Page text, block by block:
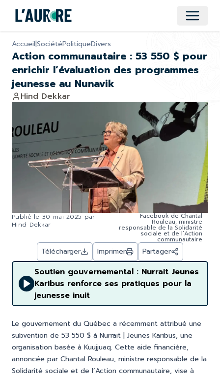
Ouvrir
Accueil|SociétéPolitiqueDivers
Action communautaire : 53 550 $ pour
enrichir l’évaluation des programmes
jeunesse au Nunavik
Hind Dekkar
Publié le 30 mai 2025 par
Hind Dekkar
Facebook de Chantal
Rouleau, ministre
responsable de la Solidarité
sociale et de l’Action
communautaire
Télécharger Imprimer Partager
Soutien gouvernemental : Nurrait Jeunes
Karibus renforce ses pratiques pour la
jeunesse inuit
Le gouvernement du Québec a récemment attribué une
subvention de 53 550 $ à Nurrait | Jeunes Karibus, une
organisation basée à Kuujjuaq. Cette aide financière,
annoncée par Chantal Rouleau, ministre responsable de la
Solidarité sociale et de l’Action communautaire, vise à